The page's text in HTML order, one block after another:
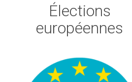
Élections
européennes